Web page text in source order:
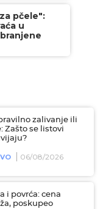
pčele":
u
zalivanje ili
Zašto se listovi
06/08/2026
i povrća: cena
poskupeo